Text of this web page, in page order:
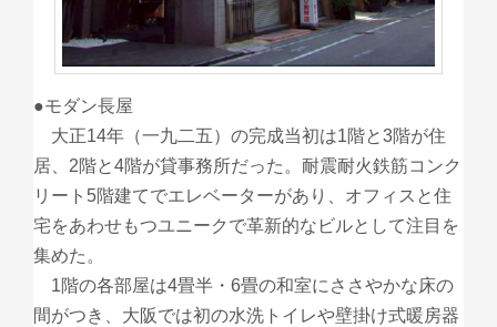
●モダン長屋
大正14年（一九二五）の完成当初は1階と3階が住
居、2階と4階が貸事務所だった。耐震耐火鉄筋コンク
リート5階建てでエレベーターがあり、オフィスと住
宅をあわせもつユニークで革新的なビルとして注目を
集めた。
1階の各部屋は4畳半・6畳の和室にささやかな床の
間がつき、大阪では初の水洗トイレや壁掛け式暖房器